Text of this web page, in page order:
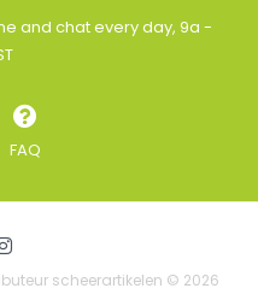
and chat every day, 9a -
FAQ
scheerartikelen © 2026